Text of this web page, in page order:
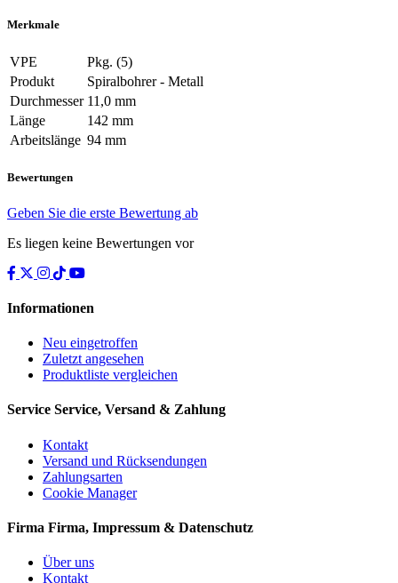
Merkmale
VPE
Pkg. (5)
Produkt
Spiralbohrer - Metall
Durchmesser 11,0 mm
Länge
142 mm
Arbeitslänge 94 mm
Bewertungen
Geben Sie die erste Bewertung ab
Es liegen keine Bewertungen vor
Informationen
Neu eingetroffen
Zuletzt angesehen
Produktliste vergleichen
Service Service, Versand & Zahlung
Kontakt
Versand und Rücksendungen
Zahlungsarten
Cookie Manager
Firma Firma, Impressum & Datenschutz
Über uns
Kontakt